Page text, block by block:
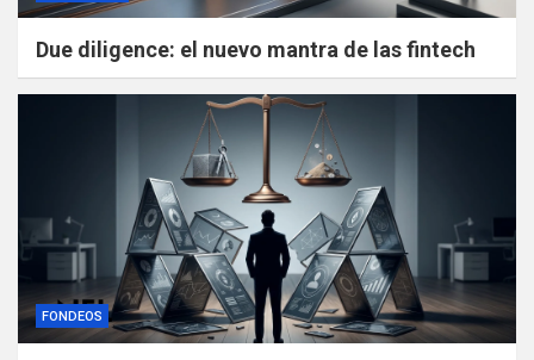
Due diligence: el nuevo mantra de las fintech
FONDEOS